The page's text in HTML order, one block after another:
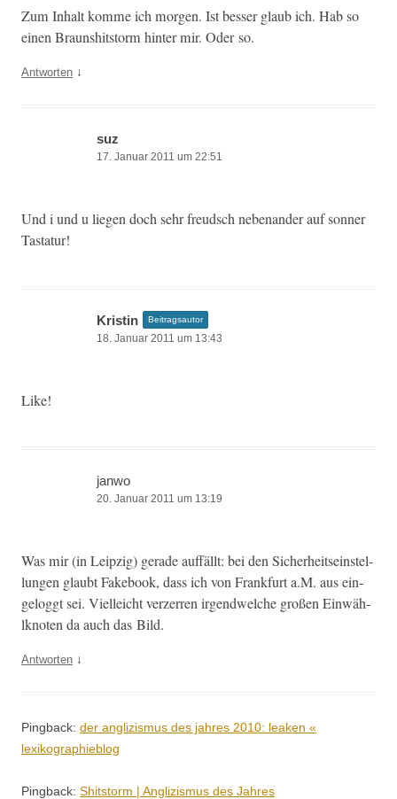
Zum Inhalt komme ich mor­gen. Ist bess­er glaub ich. Hab so
einen Braun­shit­storm hin­ter mir. Oder so.
Antworten ↓
suz
17. Januar 2011 um 22:51
Und i und u liegen doch sehr freud­sch nebe­nan­der auf son­ner
Tastatur!
Kristin Beitragsautor
18. Januar 2011 um 13:43
Like!
janwo
20. Januar 2011 um 13:19
Was mir (in Leipzig) ger­ade auf­fällt: bei den Sicher­heit­se­in­stel­
lun­gen glaubt Fake­book, dass ich von Frank­furt a.M. aus ein­
gel­og­gt sei. Vielle­icht verz­er­ren irgendwelche großen Ein­wäh­
lknoten da auch das Bild.
Antworten ↓
Pingback: der anglizismus des jahres 2010: leaken «
lexikographieblog
Pingback: Shitstorm | Anglizismus des Jahres